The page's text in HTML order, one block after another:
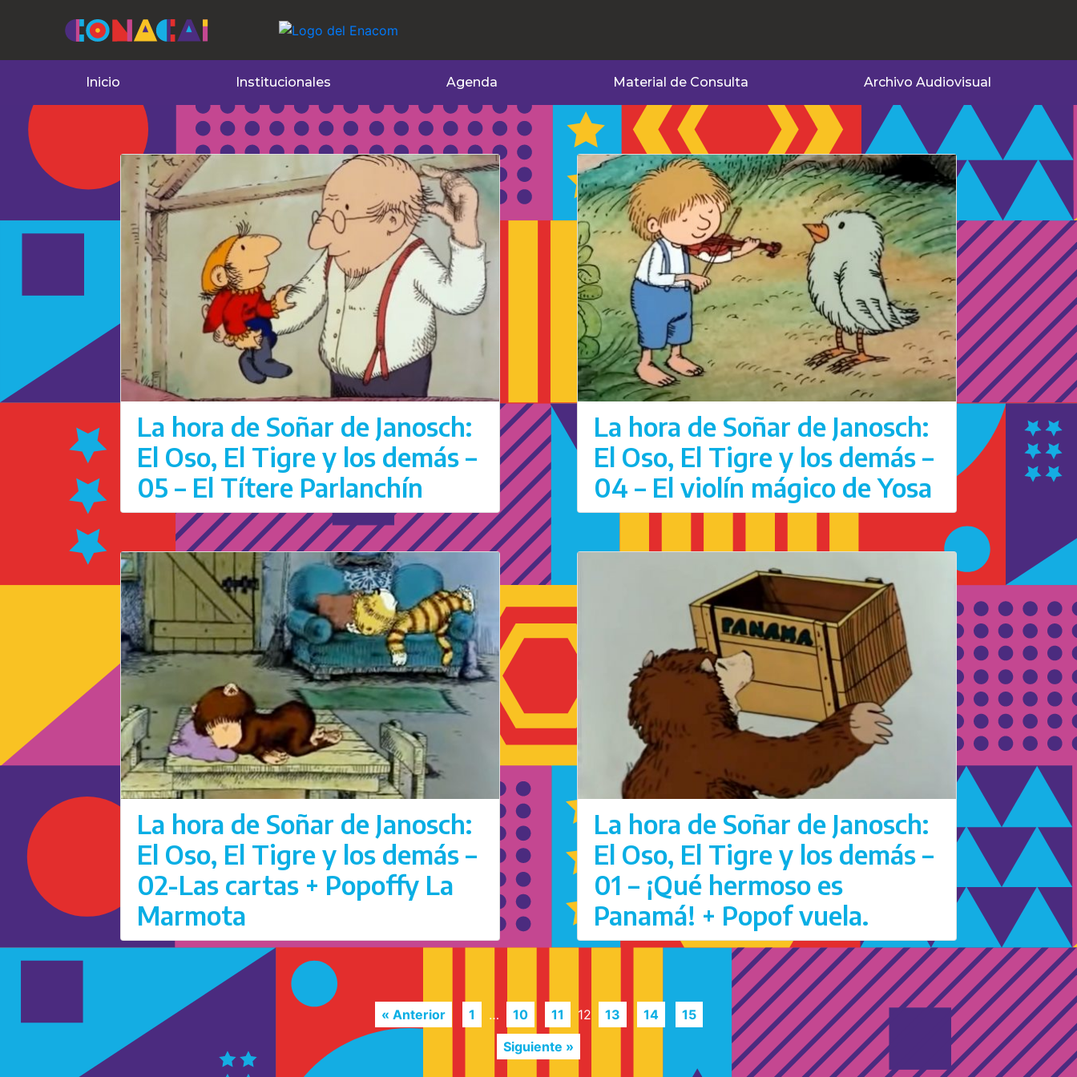
Inicio Institucionales Agenda Material de Consulta Archivo Audiovisual
La hora de Soñar de Janosch:
El Oso, El Tigre y los demás –
05 – El Títere Parlanchín
La hora de Soñar de Janosch:
El Oso, El Tigre y los demás –
04 – El violín mágico de Yosa
La hora de Soñar de Janosch:
El Oso, El Tigre y los demás –
02-Las cartas + Popoffy La
Marmota
La hora de Soñar de Janosch:
El Oso, El Tigre y los demás –
01 – ¡Qué hermoso es
Panamá! + Popof vuela.
« Anterior 1 … 10 11 12 13 14
15
Siguiente »